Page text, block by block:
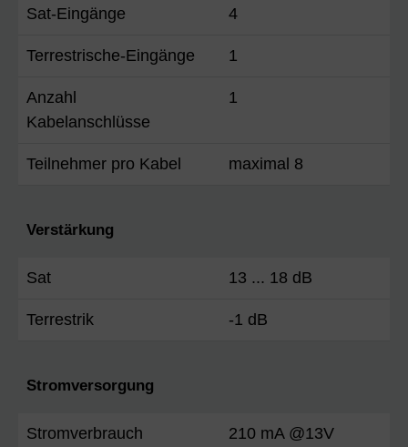
Sat-Eingänge 4
Terrestrische-Eingänge 1
Anzahl
Kabelanschlüsse
1
Teilnehmer pro Kabel maximal 8
Verstärkung
Sat 13 ... 18 dB
Terrestrik -1 dB
Stromversorgung
Stromverbrauch
210 mA @13V